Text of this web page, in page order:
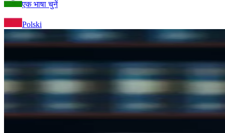
एक भाषा चुनें
Polski